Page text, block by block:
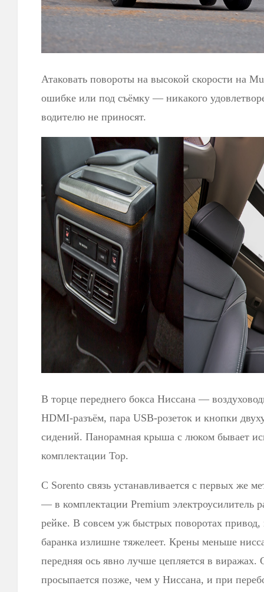
Атаковать повороты на высокой скорости на
ошибке или под съёмку — никакого
водителю не приносят.
В торце переднего бокса Ниссана —
HDMI-разъём, пара USB-розеток и кнопки
сидений. Панорамная крыша с люком бывает
комплектации Top.
С Sorento связь устанавливается с первых же
— в комплектации Premium электроусилитель
рейке. В совсем уж быстрых поворотах привод,
баранка излишне тяжелеет. Крены меньше
передняя ось явно лучше цепляется в виражах.
просыпается позже, чем у Ниссана, и при